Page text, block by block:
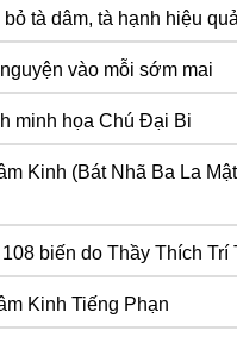
tà dâm, tà hạnh hiệu quả
vào mỗi sớm mai
minh họa Chú Đại Bi
Kinh (Bát Nhã Ba La
biến do Thầy Thích Trí
Kinh Tiếng Phạn